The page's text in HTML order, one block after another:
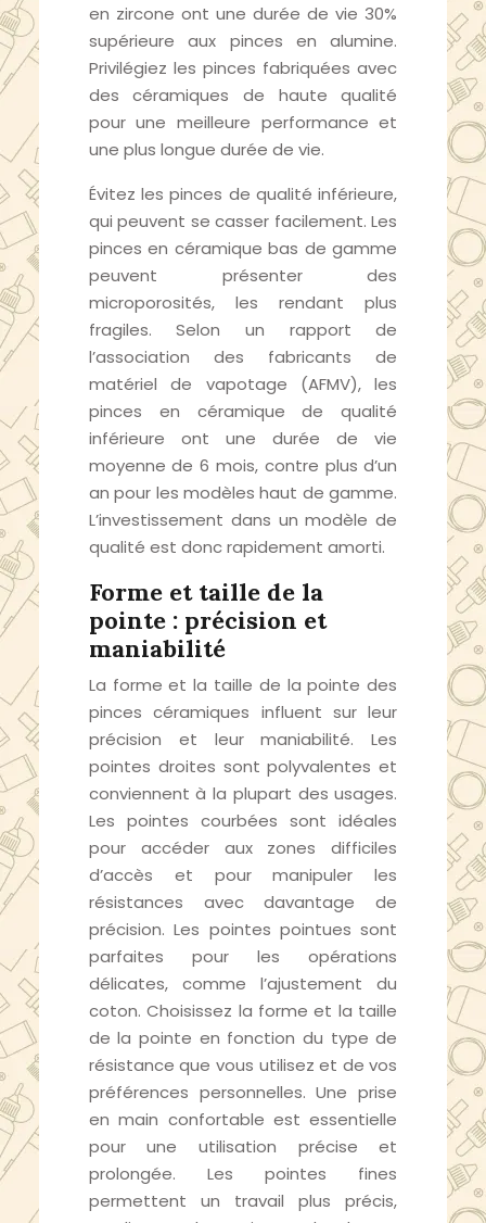
en zircone ont une durée de vie 30%
supérieure aux pinces en alumine.
Privilégiez les pinces fabriquées avec
des céramiques de haute qualité
pour une meilleure performance et
une plus longue durée de vie.
Évitez les pinces de qualité inférieure,
qui peuvent se casser facilement. Les
pinces en céramique bas de gamme
peuvent présenter des
microporosités, les rendant plus
fragiles. Selon un rapport de
l’association des fabricants de
matériel de vapotage (AFMV), les
pinces en céramique de qualité
inférieure ont une durée de vie
moyenne de 6 mois, contre plus d’un
an pour les modèles haut de gamme.
L’investissement dans un modèle de
qualité est donc rapidement amorti.
Forme et taille de la
pointe : précision et
maniabilité
La forme et la taille de la pointe des
pinces céramiques influent sur leur
précision et leur maniabilité. Les
pointes droites sont polyvalentes et
conviennent à la plupart des usages.
Les pointes courbées sont idéales
pour accéder aux zones difficiles
d’accès et pour manipuler les
résistances avec davantage de
précision. Les pointes pointues sont
parfaites pour les opérations
délicates, comme l’ajustement du
coton. Choisissez la forme et la taille
de la pointe en fonction du type de
résistance que vous utilisez et de vos
préférences personnelles. Une prise
en main confortable est essentielle
pour une utilisation précise et
prolongée. Les pointes fines
permettent un travail plus précis,